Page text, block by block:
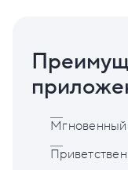
Мгновенный